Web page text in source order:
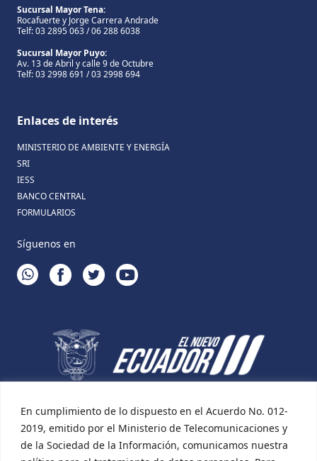
En cumplimiento de lo dispuesto en el Acuerdo No. 012-
2019, emitido por el Ministerio de Telecomunicaciones y
de la Sociedad de la Información, comunicamos nuestra
Sucursal Mayor Tena:
Rocafuerte y Jorge Carrera Andrade
Telf: 03 2895 063 / 06 288 6038
Sucursal Mayor Puyo:
Av. 13 de Abril y calle 9 de Octubre
Telf: 03 2998 691 / 03 2998 694
Enlaces de interés
MINISTERIO DE AMBIENTE Y ENERGÍA
SRI
IESS
BANCO CENTRAL
FORMULARIOS
Síguenos en
WHATSAPPFACEBOOKTWITTERYOUTUBE